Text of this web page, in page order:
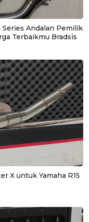
Series Andalan Pemilik
Terbaikmu Bradsis
X untuk Yamaha R15